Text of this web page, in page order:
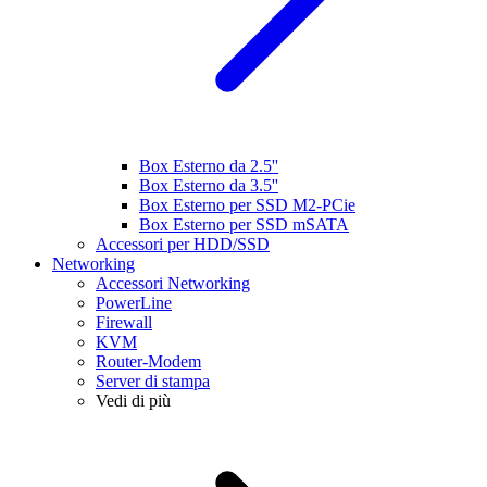
Box Esterno da 2.5''
Box Esterno da 3.5''
Box Esterno per SSD M2-PCie
Box Esterno per SSD mSATA
Accessori per HDD/SSD
Networking
Accessori Networking
PowerLine
Firewall
KVM
Router-Modem
Server di stampa
Vedi di più